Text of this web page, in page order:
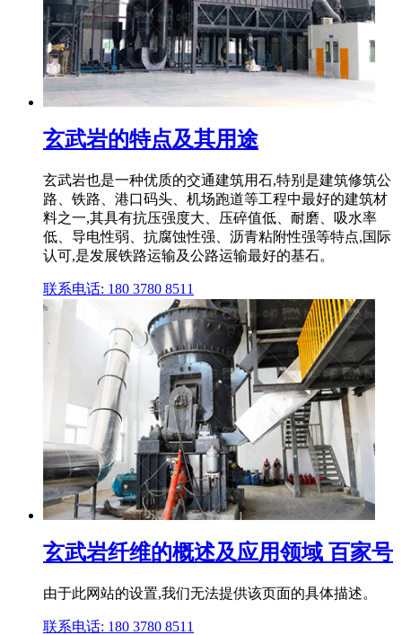
玄武岩的特点及其用途
玄武岩也是一种优质的交通建筑用石,特别是建筑修筑公
路、铁路、港口码头、机场跑道等工程中最好的建筑材
料之一,其具有抗压强度大、压碎值低、耐磨、吸水率
低、导电性弱、抗腐蚀性强、沥青粘附性强等特点,国际
认可,是发展铁路运输及公路运输最好的基石。
联系电话: 180 3780 8511
玄武岩纤维的概述及应用领域 百家号
由于此网站的设置,我们无法提供该页面的具体描述。
联系电话: 180 3780 8511